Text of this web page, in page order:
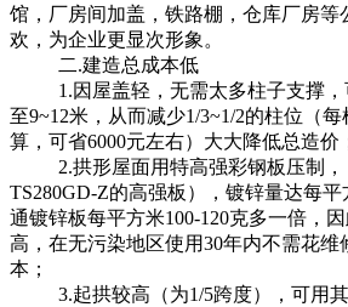
馆，厂房间加盖，铁路棚，仓库厂房等
欢，为企业更显次形象。
二.建造总成本低
1.因屋盖轻，无需太多柱子支撑，
至9~12米，从而减少1/3~1/2的柱位（
算，可省6000元左右）大大降低总造价
2.拱形屋面用特高强彩钢板压制，
TS280GD-Z的高强板），镀锌量达每平
通镀锌板每平方米100-120克多一倍，
高，在无污染地区使用30年内不需花
本；
3.起拱较高（为1/5跨度），可用其